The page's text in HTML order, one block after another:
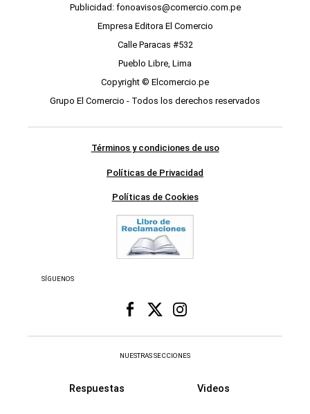
Publicidad: fonoavisos@comercio.com.pe
Empresa Editora El Comercio
Calle Paracas #532
Pueblo Libre, Lima
Copyright © Elcomercio.pe
Grupo El Comercio - Todos los derechos reservados
Términos y condiciones de uso
Políticas de Privacidad
Políticas de Cookies
SÍGUENOS
NUESTRAS SECCIONES
Respuestas Videos